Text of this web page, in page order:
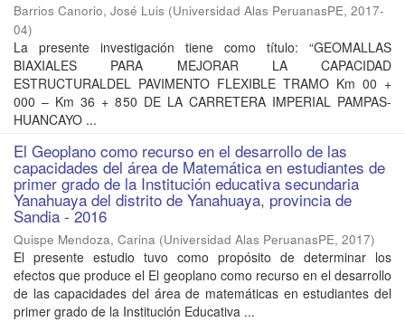
Barrios Canorio, José Luis (Universidad Alas PeruanasPE, 2017-
04)
La presente investigación tiene como título: “GEOMALLAS
BIAXIALES PARA MEJORAR LA CAPACIDAD
ESTRUCTURALDEL PAVIMENTO FLEXIBLE TRAMO Km 00 +
000 – Km 36 + 850 DE LA CARRETERA IMPERIAL PAMPAS-
HUANCAYO ...
El Geoplano como recurso en el desarrollo de las
capacidades del área de Matemática en estudiantes de
primer grado de la Institución educativa secundaria
Yanahuaya del distrito de Yanahuaya, provincia de
Sandia - 2016
Quispe Mendoza, Carina (Universidad Alas PeruanasPE, 2017)
El presente estudio tuvo como propósito de determinar los
efectos que produce el El geoplano como recurso en el desarrollo
de las capacidades del área de matemáticas en estudiantes del
primer grado de la Institución Educativa ...